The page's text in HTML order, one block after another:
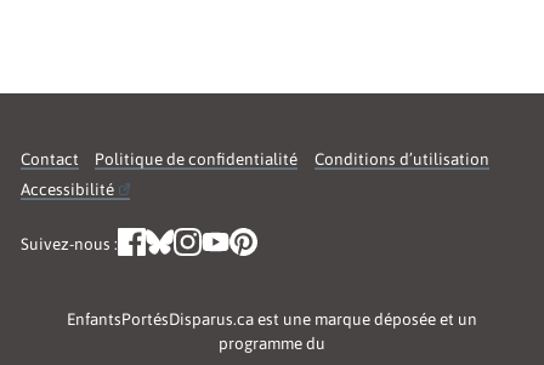
Contact Politique de confidentialité
Conditions d’utilisation
Accessibilité
Suivez-nous :
EnfantsPortésDisparus.ca est une marque déposée et un
programme du